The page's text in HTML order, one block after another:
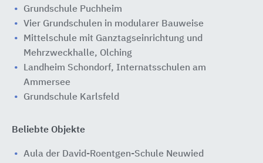
Grundschule Puchheim
Vier Grundschulen in modularer Bauweise
Mittelschule mit Ganztagseinrichtung und
Mehrzweckhalle, Olching
Landheim Schondorf, Internatsschulen am
Ammersee
Grundschule Karlsfeld
Beliebte Objekte
Aula der David-Roentgen-Schule Neuwied